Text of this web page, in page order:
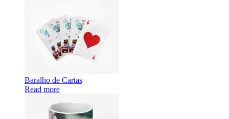
Baralho de Cartas
Read more